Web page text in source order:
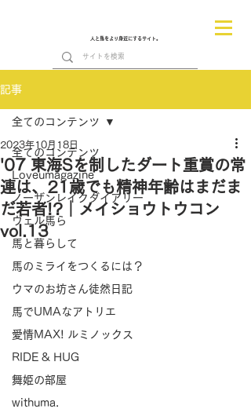
人と馬をより身近にするサイト。
記事
全てのコンテンツ
Loveumagazine
ノーザンレイクダイアリー
ヴェル馬ら
馬と暮らして
馬のミライをつくるには？
ウマのお坊さん徒然日記
馬でUMAなアトリエ
愛情MAX! ルミノックス
RIDE & HUG
舞姫の部屋
withuma.
全てのコンテンツ
'07 東海Sを制したダート重賞の常
連は、21歳でも精神年齢はまだま
だ若者!?｜メイショウトウコン
vol.13
2023年10月18日